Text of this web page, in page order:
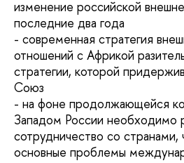
изменение российской
последние два года
- современная стратегия
отношений с Африкой
стратегии, которой
Союз
- на фоне продолжающейся
Западом России необходимо
сотрудничество со странами,
основные проблемы